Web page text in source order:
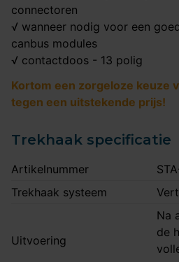
connectoren
√ wanneer nodig voor een
canbus modules
√ contactdoos - 13 polig
Kortom een zorgeloze keuze
tegen een uitstekende prijs!
Trekhaak specificatie
Artikelnummer
Trekhaak systeem
Uitvoering
Na
de